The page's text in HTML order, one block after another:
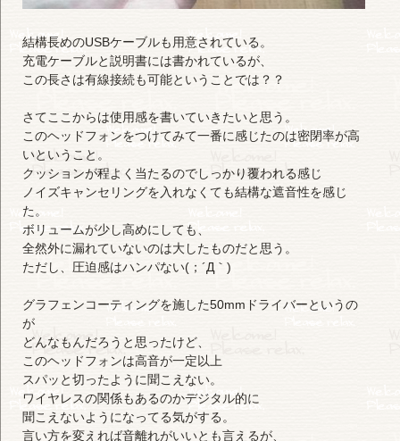
結構長めのUSBケーブルも用意されている。
充電ケーブルと説明書には書かれているが、
この長さは有線接続も可能ということでは？？
さてここからは使用感を書いていきたいと思う。
このヘッドフォンをつけてみて一番に感じたのは密閉率が高
いということ。
クッションが程よく当たるのでしっかり覆われる感じ
ノイズキャンセリングを入れなくても結構な遮音性を感じ
た。
ボリュームが少し高めにしても、
全然外に漏れていないのは大したものだと思う。
ただし、圧迫感はハンパない(；´Д｀)
グラフェンコーティングを施した50mmドライバーというの
が
どんなもんだろうと思ったけど、
このヘッドフォンは高音が一定以上
スパッと切ったように聞こえない。
ワイヤレスの関係もあるのかデジタル的に
聞こえないようになってる気がする。
言い方を変えれば音離れがいいとも言えるが、